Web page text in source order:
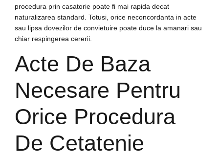
procedura prin casatorie poate fi mai rapida decat
naturalizarea standard. Totusi, orice neconcordanta in acte
sau lipsa dovezilor de convietuire poate duce la amanari sau
chiar respingerea cererii.
Acte De Baza
Necesare Pentru
Orice Procedura
De Cetatenie